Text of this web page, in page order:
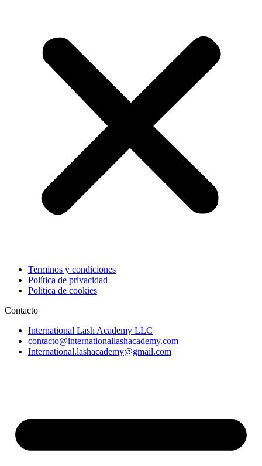
Terminos y condiciones
Política de privacidad
Política de cookies
Contacto
International Lash Academy LLC
contacto@internationallashacademy.com
International.lashacademy@gmail.com